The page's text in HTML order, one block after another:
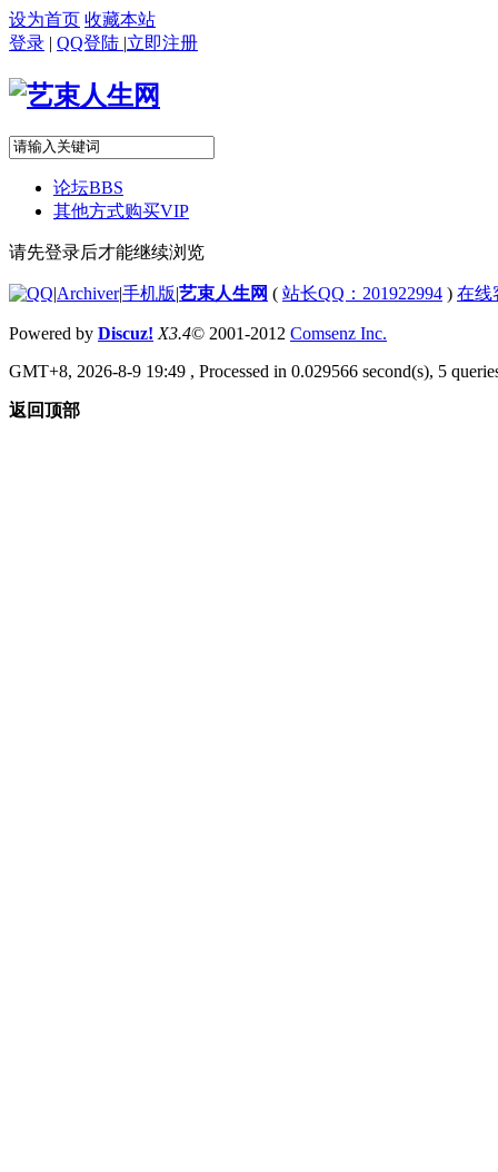
设为首页 收藏本站
登录 | QQ登陆 |立即注册
论坛BBS
其他方式购买VIP
请先登录后才能继续浏览
|Archiver|手机版|艺束人生网 ( 站长QQ：201922994 ) 在线
Powered by Discuz! X3.4© 2001-2012 Comsenz Inc.
GMT+8, 2026-8-9 19:49 , Processed in 0.029566 second(s), 5
返回顶部